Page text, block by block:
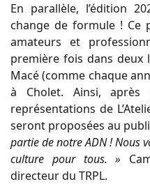
En parallèle, l’édition
change de formule ! Ce
amateurs et
première fois dans deux
Macé (comme chaque
à Cholet. Ainsi,
représentations de
seront proposées au
partie de notre ADN ! Nous
culture pour tous. »
directeur du TRPL.